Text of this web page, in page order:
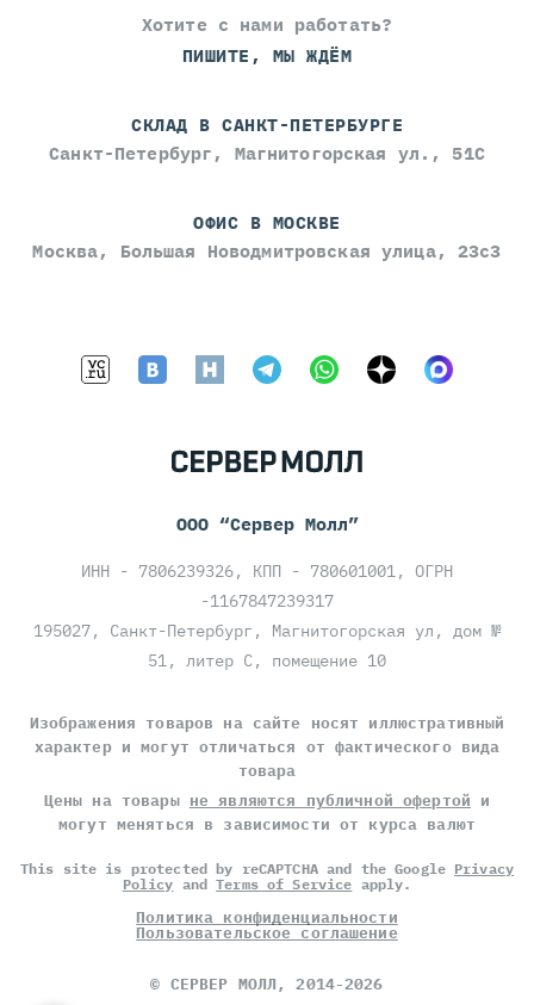
Хотите с нами работать?
ПИШИТЕ, МЫ ЖДЁМ
СКЛАД В САНКТ-ПЕТЕРБУРГЕ
Санкт-Петербург, Магнитогорская ул., 51С
ОФИС В МОСКВЕ
Москва, Большая Новодмитровская улица, 23с3
ООО “Сервер Молл”
ИНН - 7806239326, КПП - 780601001, ОГРН
-1167847239317
195027, Санкт-Петербург, Магнитогорская ул, дом №
51, литер С, помещение 10
Изображения товаров на сайте носят иллюстративный
характер и могут отличаться от фактического вида
товара
Цены на товары не являются публичной офертой и
могут меняться в зависимости от курса валют
This site is protected by reCAPTCHA and the Google Privacy
Policy andTerms of Service apply.
Политика конфиденциальности
Пользовательское соглашение
© СЕРВЕР МОЛЛ, 2014-2026